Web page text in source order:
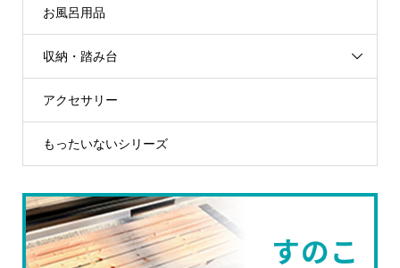
お風呂用品
収納・踏み台
アクセサリー
もったいないシリーズ